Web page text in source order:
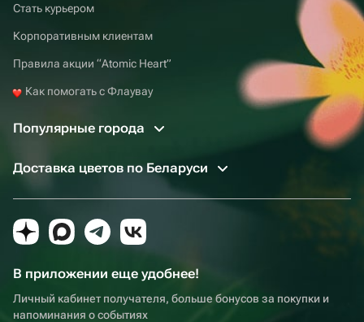
Стать курьером
Корпоративным клиентам
Правила акции “Atomic Heart”
Как помогать с Флаувау
Популярные города
Доставка цветов по Беларуси
В приложении еще удобнее!
Личный кабинет получателя, больше бонусов за покупки и
напоминания о событиях